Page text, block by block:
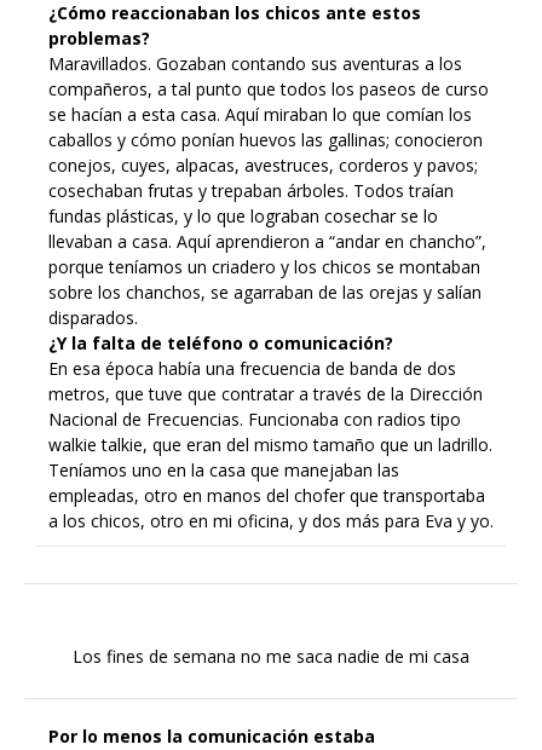
¿Cómo reaccionaban los chicos ante estos
problemas?
Maravillados. Gozaban contando sus aventuras a los
compañeros, a tal punto que todos los paseos de curso
se hacían a esta casa. Aquí miraban lo que comían los
caballos y cómo ponían huevos las gallinas; conocieron
conejos, cuyes, alpacas, avestruces, corderos y pavos;
cosechaban frutas y trepaban árboles. Todos traían
fundas plásticas, y lo que lograban cosechar se lo
llevaban a casa. Aquí aprendieron a “andar en chancho”,
porque teníamos un criadero y los chicos se montaban
sobre los chanchos, se agarraban de las orejas y salían
disparados.
¿Y la falta de teléfono o comunicación?
En esa época había una frecuencia de banda de dos
metros, que tuve que contratar a través de la Dirección
Nacional de Frecuencias. Funcionaba con radios tipo
walkie talkie, que eran del mismo tamaño que un ladrillo.
Teníamos uno en la casa que manejaban las
empleadas, otro en manos del chofer que transportaba
a los chicos, otro en mi oficina, y dos más para Eva y yo.
Los fines de semana no me saca nadie de mi casa
Por lo menos la comunicación estaba